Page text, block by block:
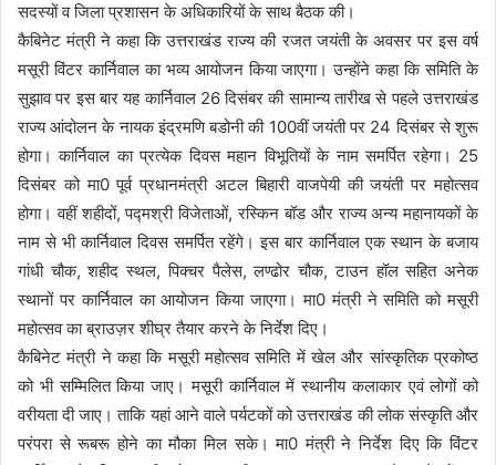
सदस्यों व जिला प्रशासन के अधिकारियों के साथ बैठक की।
कैबिनेट मंत्री ने कहा कि उत्तराखंड राज्य की रजत जयंती के अवसर पर इस वर्ष
मसूरी विंटर कार्निवाल का भव्य आयोजन किया जाएगा। उन्होंने कहा कि समिति के
सुझाव पर इस बार यह कार्निवाल 26 दिसंबर की सामान्य तारीख से पहले उत्तराखंड
राज्य आंदोलन के नायक इंद्रमणि बडोनी की 100वीं जयंती पर 24 दिसंबर से शुरू
होगा। कार्निवाल का प्रत्येक दिवस महान विभूतियों के नाम समर्पित रहेगा। 25
दिसंबर को मा0 पूर्व प्रधानमंत्री अटल बिहारी वाजपेयी की जयंती पर महोत्सव
होगा। वहीं शहीदों, पद्मश्री विजेताओं, रस्किन बॉड और राज्य अन्य महानायकों के
नाम से भी कार्निवाल दिवस समर्पित रहेंगे। इस बार कार्निवाल एक स्थान के बजाय
गांधी चौक, शहीद स्थल, पिक्चर पैलेस, लण्ढोर चौक, टाउन हॉल सहित अनेक
स्थानों पर कार्निवाल का आयोजन किया जाएगा। मा0 मंत्री ने समिति को मसूरी
महोत्सव का ब्राउज़र शीघ्र तैयार करने के निर्देश दिए।
कैबिनेट मंत्री ने कहा कि मसूरी महोत्सव समिति में खेल और सांस्कृतिक प्रकोष्ठ
को भी सम्मिलित किया जाए। मसूरी कार्निवाल में स्थानीय कलाकार एवं लोगों को
वरीयता दी जाए। ताकि यहां आने वाले पर्यटकों को उत्तराखंड की लोक संस्कृति और
परंपरा से रूबरू होने का मौका मिल सके। मा0 मंत्री ने निर्देश दिए कि विंटर